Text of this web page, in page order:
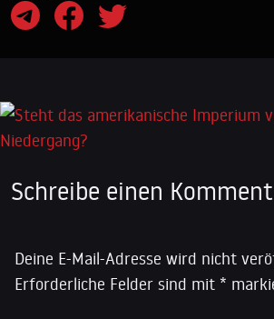
Schreibe einen
Deine E-Mail-Adresse wird nicht
Erforderliche Felder sind mit *